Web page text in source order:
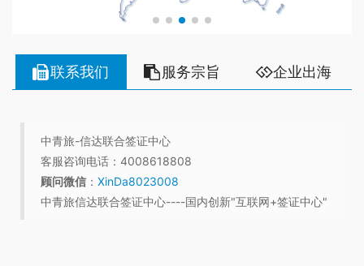
联系我们 服务宗旨 企业出海
中青旅-信达联合签证中心
客服咨询电话：4008618808
顾问微信 ： XinDa8023008
中青旅信达联合签证中心----国内创新"互联网+签证中心"